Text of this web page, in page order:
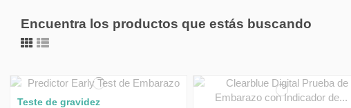
Encuentra los productos que estás buscando
Teste de gravidez